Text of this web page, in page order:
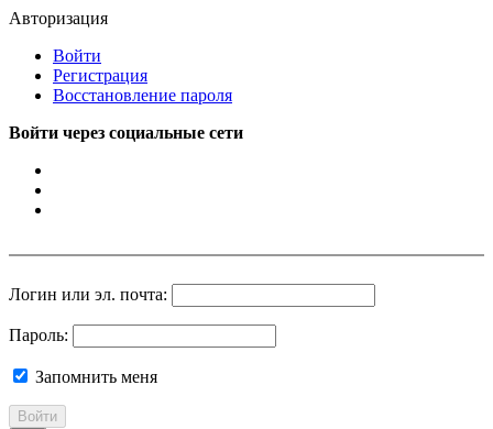
Авторизация
Войти
Регистрация
Восстановление пароля
Войти через социальные сети
Логин или эл. почта:
Пароль:
Запомнить меня
Войти